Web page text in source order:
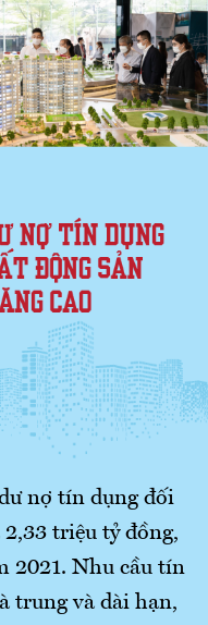
nợ tín dụng đối
triệu tỷ đồng,
2021. Nhu cầu tín
trung và dài hạn,